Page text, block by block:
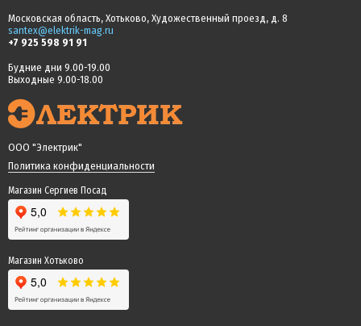
Московская область, Хотьково, Художественный проезд, д. 8
santex@elektrik-mag.ru
+7 925 598 91 91
Будние дни 9.00-19.00
Выходные 9.00-18.00
ООО "Электрик"
Политика конфиденциальности
Магазин Сергиев Посад
Магазин Хотьково